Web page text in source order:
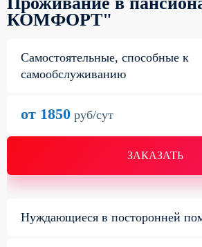
КОМФОРТ"
Самостоятельные, способные к
самообслуживанию
ЗАКАЗАТЬ
от 1850 руб/сут
Нуждающиеся в посторонней